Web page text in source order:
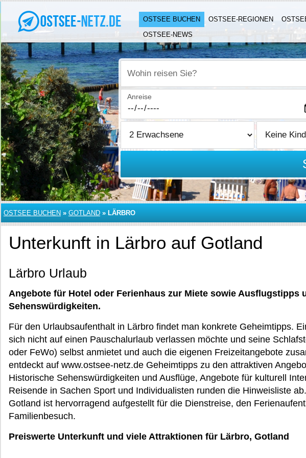
OSTSEE BUCHEN OSTSEE-REGIONEN
OSTSEE-NEWS
Wohin reisen Sie?
Anreise
OSTSEE BUCHEN » GOTLAND » LÄRBRO
Unterkunft in Lärbro auf Gotland
Lärbro Urlaub
Angebote für Hotel oder Ferienhaus zur Miete sowie Ausflugstipps
Sehenswürdigkeiten.
Für den Urlaubsaufenthalt in Lärbro findet man konkrete Geheimtipps.
sich nicht auf einen Pauschalurlaub verlassen möchte und seine
oder FeWo) selbst anmietet und auch die eigenen Freizeitangebote
entdeckt auf www.ostsee-netz.de Geheimtipps zu den attraktiven
Historische Sehenswürdigkeiten und Ausflüge, Angebote für kulturell
Reisende in Sachen Sport und Individualisten runden die Hinweisliste
Gotland ist hervorragend aufgestellt für die Dienstreise, den
Familienbesuch.
Preiswerte Unterkunft und viele Attraktionen für Lärbro, Gotland